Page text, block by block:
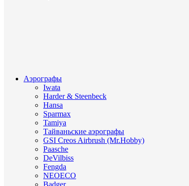
Аэрографы
Iwata
Harder & Steenbeck
Hansa
Sparmax
Tamiya
Тайваньские аэрографы
GSI Creos Airbrush (Mr.Hobby)
Paasche
DeVilbiss
Fengda
NEOECO
Badger